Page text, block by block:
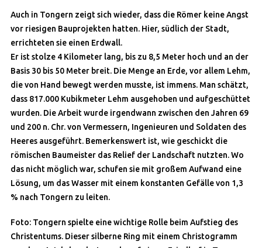
Auch in Tongern zeigt sich wieder, dass die Römer keine Angst
vor riesigen Bauprojekten hatten. Hier, südlich der Stadt,
errichteten sie einen Erdwall.
Er ist stolze 4 Kilometer lang, bis zu 8,5 Meter hoch und an der
Basis 30 bis 50 Meter breit. Die Menge an Erde, vor allem Lehm,
die von Hand bewegt werden musste, ist immens. Man schätzt,
dass 817.000 Kubikmeter Lehm ausgehoben und aufgeschüttet
wurden. Die Arbeit wurde irgendwann zwischen den Jahren 69
und 200 n. Chr. von Vermessern, Ingenieuren und Soldaten des
Heeres ausgeführt. Bemerkenswert ist, wie geschickt die
römischen Baumeister das Relief der Landschaft nutzten. Wo
das nicht möglich war, schufen sie mit großem Aufwand eine
Lösung, um das Wasser mit einem konstanten Gefälle von 1,3
% nach Tongern zu leiten.
Foto: Tongern spielte eine wichtige Rolle beim Aufstieg des
Christentums. Dieser silberne Ring mit einem Christogramm